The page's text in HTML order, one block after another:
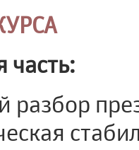
часть:
разбор